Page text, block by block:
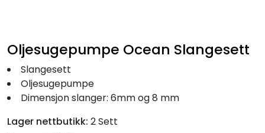
Oljesugepumpe Ocean Slangesett
Slangesett
Oljesugepumpe
Dimensjon slanger: 6mm og 8 mm
Lager nettbutikk: 2 Sett
Båtpleie/Opplag